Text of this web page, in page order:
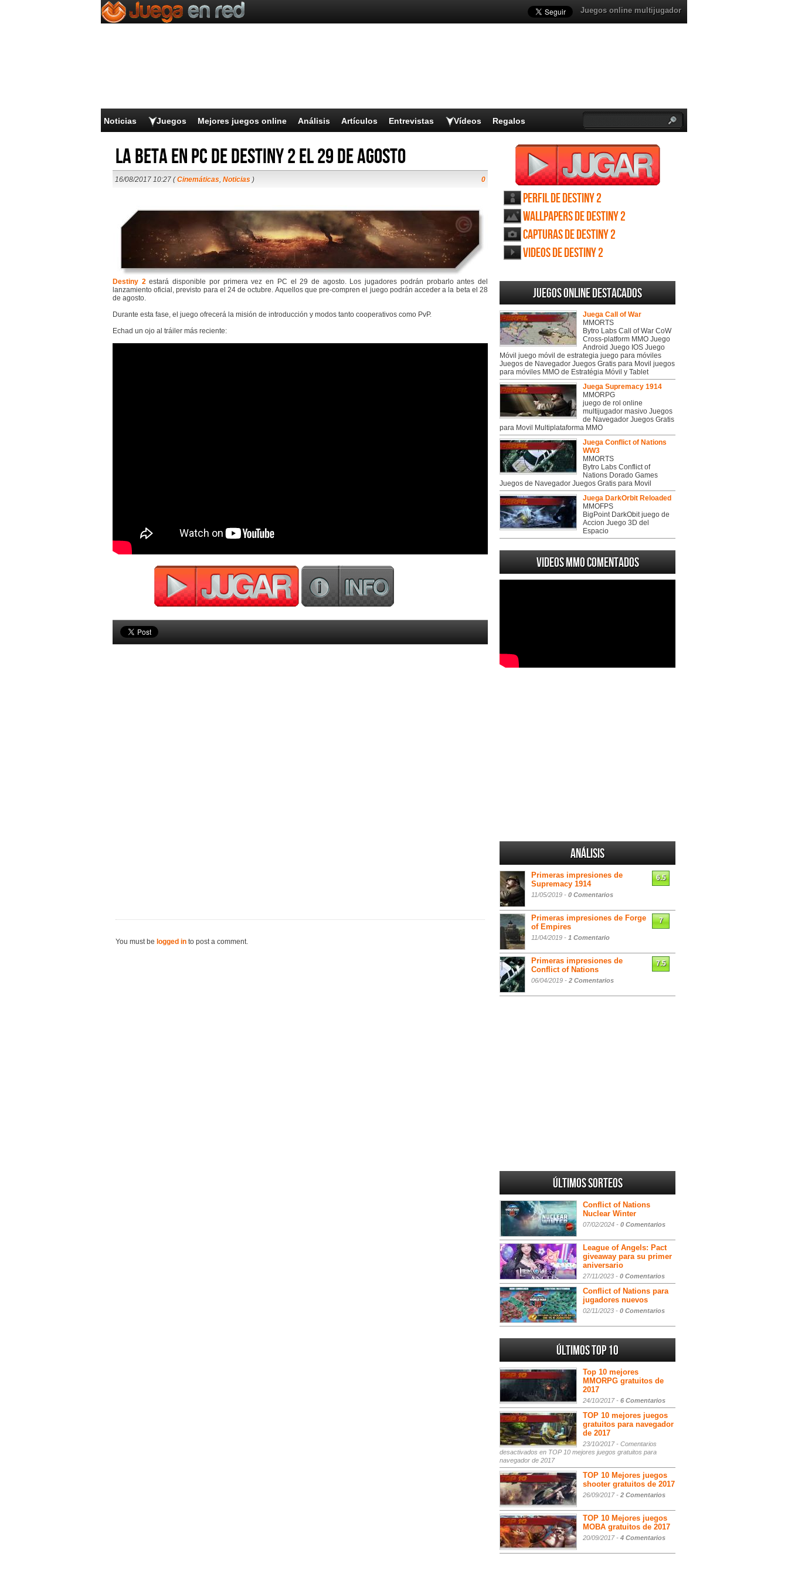
Juegos online multijugador
Noticias Juegos Mejores juegos online Análisis Artículos Entrevistas Vídeos Regalos
La beta en PC de Destiny 2 el 29 de agosto
16/08/2017 10:27 (Cinemáticas, Noticias ) 0
Destiny 2estará disponible por primera vez en PC el 29 de agosto. Los jugadores podrán probarlo antes del
lanzamiento oficial, previsto para el 24 de octubre. Aquellos que pre-compren el juego podrán acceder a la beta el 28
de agosto.
Durante esta fase, el juego ofrecerá la misión de introducción y modos tanto cooperativos como PvP.
Echad un ojo al tráiler más reciente:
You must be logged in to post a comment.
Perfil de Destiny 2
Wallpapers de Destiny 2
Capturas de Destiny 2
Videos de Destiny 2
Juegos online destacados
Juega Call of War
MMORTS
Bytro Labs Call of War CoW
Cross-platform MMO Juego
Android Juego IOS Juego
Móvil juego móvil de estrategia juego para móviles
Juegos de Navegador Juegos Gratis para Movil juegos
para móviles MMO de Estratégia Móvil y Tablet
Juega Supremacy 1914
MMORPG
juego de rol online
multijugador masivo Juegos
de Navegador Juegos Gratis
para Movil Multiplataforma MMO
Juega Conflict of Nations
WW3
MMORTS
Bytro Labs Conflict of
Nations Dorado Games
Juegos de Navegador Juegos Gratis para Movil
Juega DarkOrbit Reloaded
MMOFPS
BigPoint DarkObit juego de
Accion Juego 3D del
Espacio
Videos MMO Comentados
Análisis
Primeras impresiones de
Supremacy 1914
11/05/2019 - 0 Comentarios
6.5
Primeras impresiones de Forge
of Empires
11/04/2019 - 1 Comentario
7
Primeras impresiones de
Conflict of Nations
06/04/2019 - 2 Comentarios
7.5
Últimos sorteos
Conflict of Nations
Nuclear Winter
07/02/2024 - 0 Comentarios
League of Angels: Pact
giveaway para su primer
aniversario
27/11/2023 - 0 Comentarios
Conflict of Nations para
jugadores nuevos
02/11/2023 - 0 Comentarios
Últimos Top 10
Top 10 mejores
MMORPG gratuitos de
2017
24/10/2017 - 6 Comentarios
TOP 10 mejores juegos
gratuitos para navegador
de 2017
23/10/2017 - Comentarios
desactivados en TOP 10 mejores juegos gratuitos para
navegador de 2017
TOP 10 Mejores juegos
shooter gratuitos de 2017
26/09/2017 - 2 Comentarios
TOP 10 Mejores juegos
MOBA gratuitos de 2017
20/09/2017 - 4 Comentarios